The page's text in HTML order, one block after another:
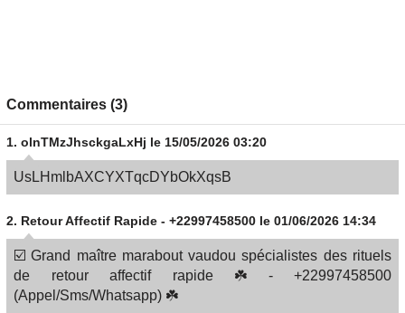
Commentaires (3)
1. olnTMzJhsckgaLxHj le 15/05/2026 03:20
UsLHmlbAXCYXTqcDYbOkXqsB
2. Retour Affectif Rapide - +22997458500 le 01/06/2026 14:34
☑️ Grand maître marabout vaudou spécialistes des rituels
de retour affectif rapide ☘️ - +22997458500
(Appel/Sms/Whatsapp) ☘️